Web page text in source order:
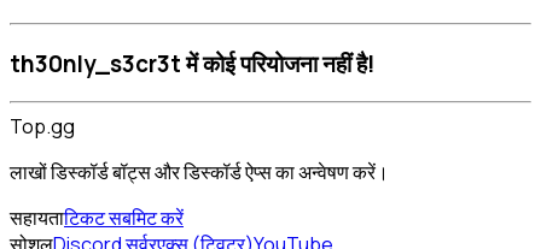
th30nly_s3cr3t में कोई परियोजना नहीं है!
Top.gg
लाखों डिस्कॉर्ड बॉट्स और डिस्कॉर्ड ऐप्स का अन्वेषण करें।
सहायताटिकट सबमिट करें